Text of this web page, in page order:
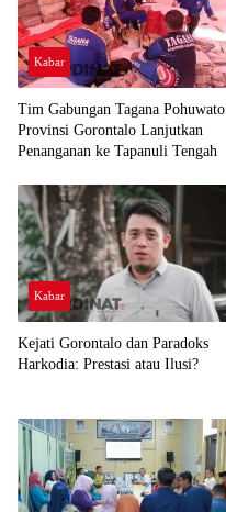
Kabar
Tim Gabungan Tagana Pohuwato
Provinsi Gorontalo Lanjutkan
Penanganan ke Tapanuli Tengah
Kabar
Kejati Gorontalo dan Paradoks
Harkodia: Prestasi atau Ilusi?